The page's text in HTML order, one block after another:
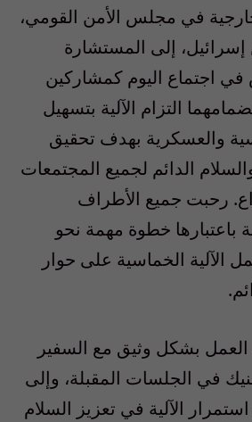
في مجلس الأمن القومي،
إلى المستشارة
اجتماع اليوم كمشاركين
التزام الآلية بتسهيل
والعسكرية بهدف تحقيق
الدائم لجميع المجتمعات
رحبت جميع الأطراف
باعتبارها خطوة مهمة نحو
الآلية الخماسية على حوار
العمل بشكل وثيق مع السفير
في الجلسات المقبلة، وإلى
الآلية في تعزيز السلام